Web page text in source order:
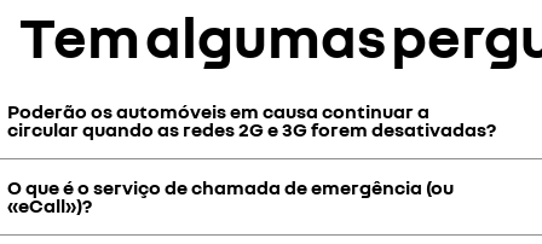
Tem algumas
Poderão os automóveis em causa continuar a
circular quando as redes 2G e 3G forem desativadas?
Sim. A desativação das redes 2G e 3G não afeta a capacidade de
circulação do automóvel nem a respetiva conformidade
regulamentar em vigor aquando da sua comercialização, podendo
O que é o serviço de chamada de emergência (ou
«eCall»)?